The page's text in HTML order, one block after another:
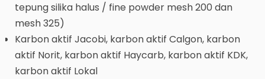
tepung silika halus / fine powder mesh 200 dan
mesh 325)
Karbon aktif Jacobi, karbon aktif Calgon, karbon
aktif Norit, karbon aktif Haycarb, karbon aktif KDK,
karbon aktif Lokal